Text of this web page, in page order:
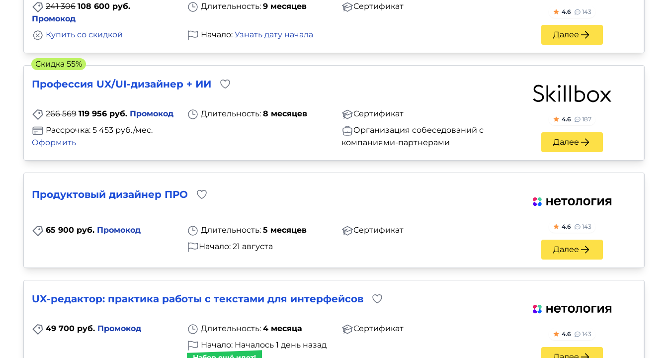
241 306 108 600 руб.
Промокод
Длительность: 9 месяцев Сертификат
Купить со скидкой Начало: Узнать дату начала
4.6 143
Далее
Профессия UX/UI-дизайнер + ИИ
266 569 119 956 руб. Промокод Длительность: 8 месяцев
Сертификат
Рассрочка: 5 453 руб./мес.
Оформить
Организация собеседований с
компаниями-партнерами
4.6 187
Далее
Скидка 55%
Продуктовый дизайнер ПРО
65 900 руб. Промокод Длительность: 5 месяцев
Сертификат
Начало: 21 августа
4.6 143
Далее
UX-редактор: практика работы с текстами для интерфейсов
49 700 руб. Промокод Длительность: 4 месяца
Сертификат
Начало: Началось 1 день назад
4.6 143